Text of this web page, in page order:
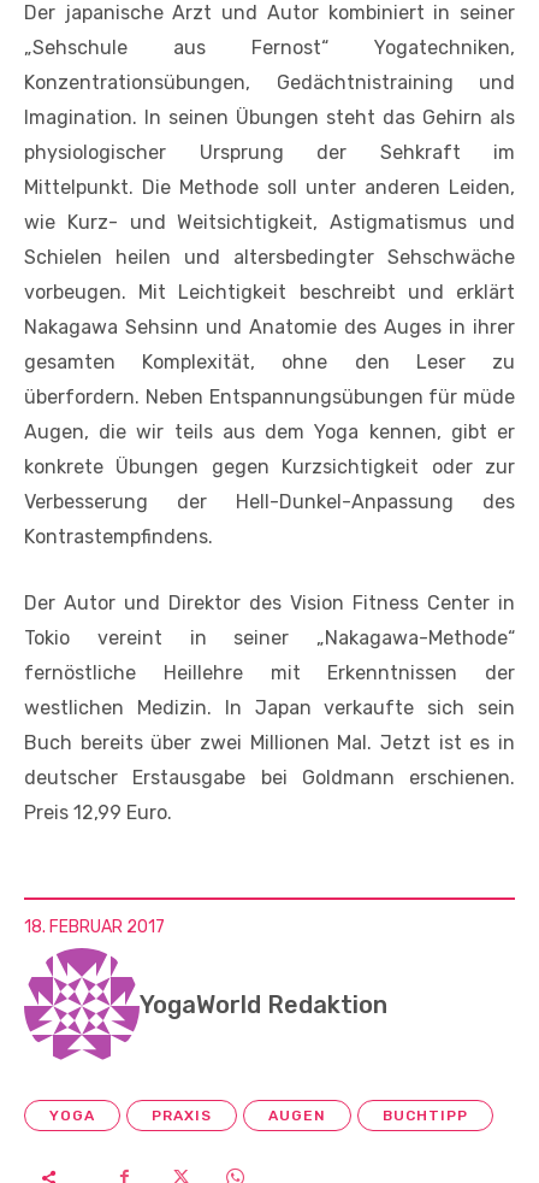
Der japanische Arzt und Autor kombiniert in seiner
„Sehschule aus Fernost“ Yogatechniken,
Konzentrationsübungen, Gedächtnistraining und
Imagination. In seinen Übungen steht das Gehirn als
physiologischer Ursprung der Sehkraft im
Mittelpunkt. Die Methode soll unter anderen Leiden,
wie Kurz- und Weitsichtigkeit, Astigmatismus und
Schielen heilen und altersbedingter Sehschwäche
vorbeugen. Mit Leichtigkeit beschreibt und erklärt
Nakagawa Sehsinn und Anatomie des Auges in ihrer
gesamten Komplexität, ohne den Leser zu
überfordern. Neben Entspannungsübungen für müde
Augen, die wir teils aus dem Yoga kennen, gibt er
konkrete Übungen gegen Kurzsichtigkeit oder zur
Verbesserung der Hell-Dunkel-Anpassung des
Kontrastempfindens.
Der Autor und Direktor des Vision Fitness Center in
Tokio vereint in seiner „Nakagawa-Methode“
fernöstliche Heillehre mit Erkenntnissen der
westlichen Medizin. In Japan verkaufte sich sein
Buch bereits über zwei Millionen Mal. Jetzt ist es in
deutscher Erstausgabe bei Goldmann erschienen.
Preis 12,99 Euro.
18. FEBRUAR 2017
YogaWorld Redaktion
YOGA PRAXIS AUGEN BUCHTIPP